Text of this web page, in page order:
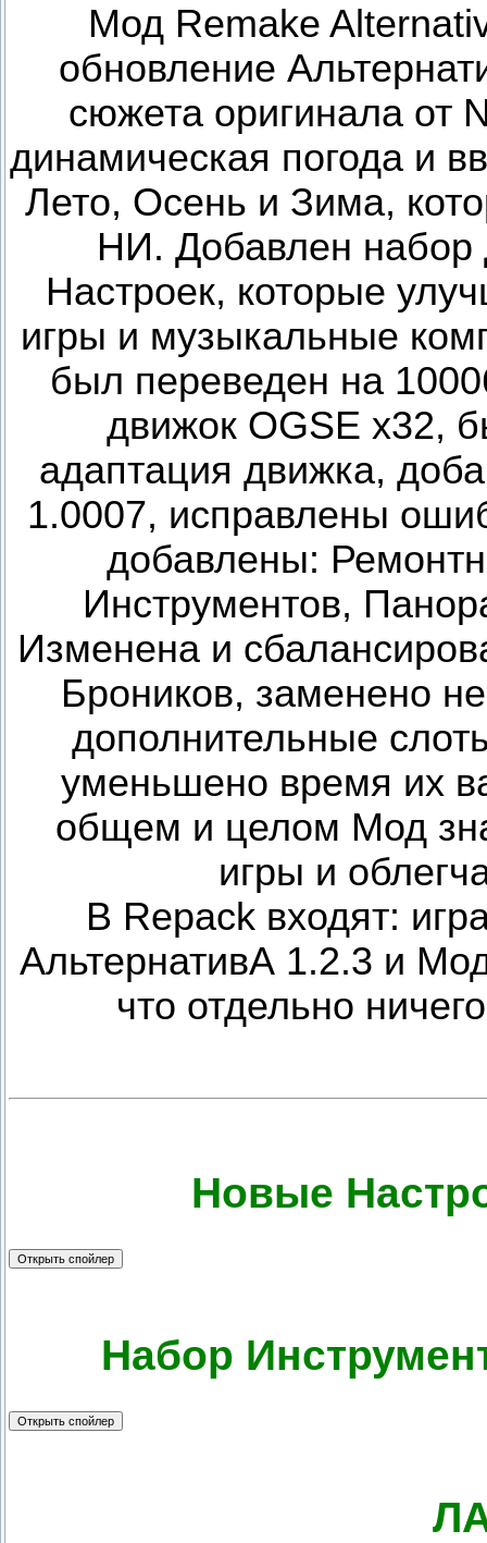
Мод Remake
обновление
сюжета оригинала от
динамическая погода и
Лето, Осень и Зима,
НИ. Добавлен набор
Настроек, которые
игры и музыкальные
был переведен на
движок OGSE x32,
адаптация движка,
1.0007, исправлены
добавлены:
Инструментов,
Изменена и
Броников, заменено
дополнительные
уменьшено время их
общем и целом Мод
игры и
В Repack входят:
АльтернативА 1.2.3 и
что отдельно
Новые
Набор